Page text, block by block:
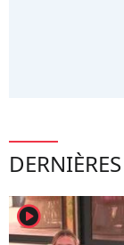
player2